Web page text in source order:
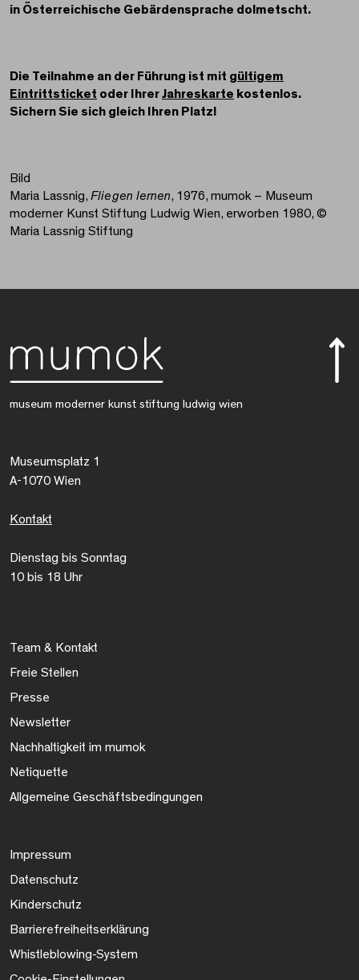
in Österreichische Gebärdensprache dolmetscht.
Die Teilnahme an der Führung ist mit gültigem
Eintrittsticket oder IhrerJahreskarte kostenlos.
Sichern Sie sich gleich Ihren Platz!
Bild
Maria Lassnig, Fliegen lernen, 1976, mumok – Museum
moderner Kunst Stiftung Ludwig Wien, erworben 1980, ©
Maria Lassnig Stiftung
museum moderner kunst stiftung ludwig wien
Museumsplatz 1
A-1070 Wien
Kontakt
Dienstag bis Sonntag
10 bis 18 Uhr
Team & Kontakt
Freie Stellen
Presse
Newsletter
Nachhaltigkeit im mumok
Netiquette
Allgemeine Geschäftsbedingungen
Impressum
Datenschutz
Kinderschutz
Barrierefreiheitserklärung
Whistleblowing-System